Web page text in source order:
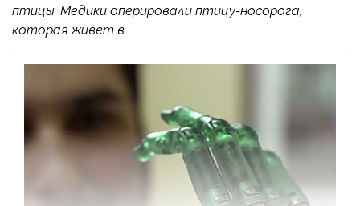
птицы. Медики оперировали птицу-носорога,
которая живет в